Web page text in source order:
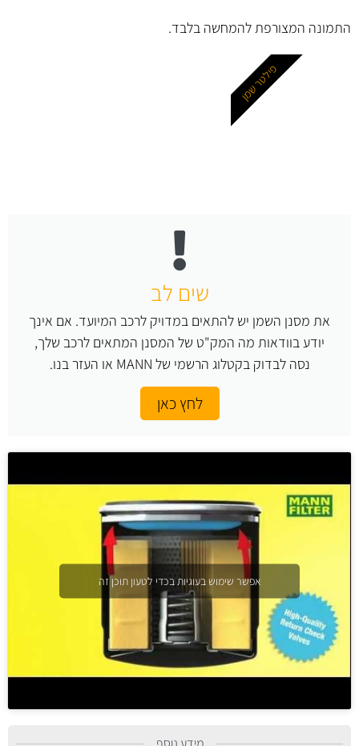
התמונה המצורפת להמחשה בלבד.
שים לב
את מסנן השמן יש להתאים במדויק לרכב המיועד. אם אינך
יודע בוודאות מה המק"ט של המסנן המתאים לרכב שלך,
נסה לבדוק בקטלוג הרשמי של MANN או העזר בנו.
לחץ כאן
פילטר שמן
אפשר שימוש בעוגיות בכדי לטעון תוכן זה